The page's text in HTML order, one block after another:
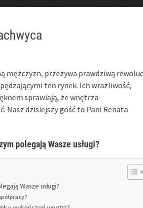
mężczyzn, przeżywa prawdziwą
ten rynek. Ich wrażliwość,
sprawiają, że wnętrza
Nasz dzisiejszy gość to Pani Renata
polegają Wasze usługi?
Wasze usługi?